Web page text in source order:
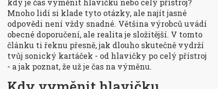
kdy je čas vyměnit hlavičku nebo celý přístroj?
Mnoho lidí si klade tyto otázky, ale najít jasné
odpovědi není vždy snadné. Většina výrobců uvádí
obecné doporučení, ale realita je složitější. V tomto
článku ti řeknu přesně, jak dlouho skutečně vydrží
tvůj sonický kartáček - od hlavičky po celý přístroj
- a jak poznat, že už je čas na výměnu.